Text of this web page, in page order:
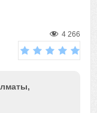
4 266